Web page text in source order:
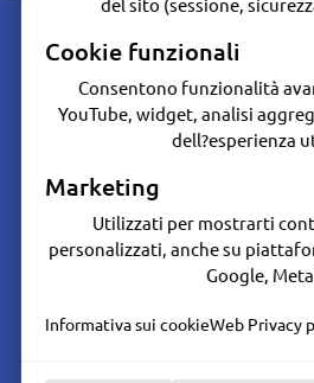
Cookie funzionali
Consentono funzionalità avanzate come video
YouTube, widget, analisi
dell?esperienza
Marketing
Utilizzati per mostrarti contenuti e annunci
personalizzati, anche su
Google,
Informativa sui cookie Web Privacy
assistenza del materiale per la nautica
Seguici su:
Servizi
Condizioni